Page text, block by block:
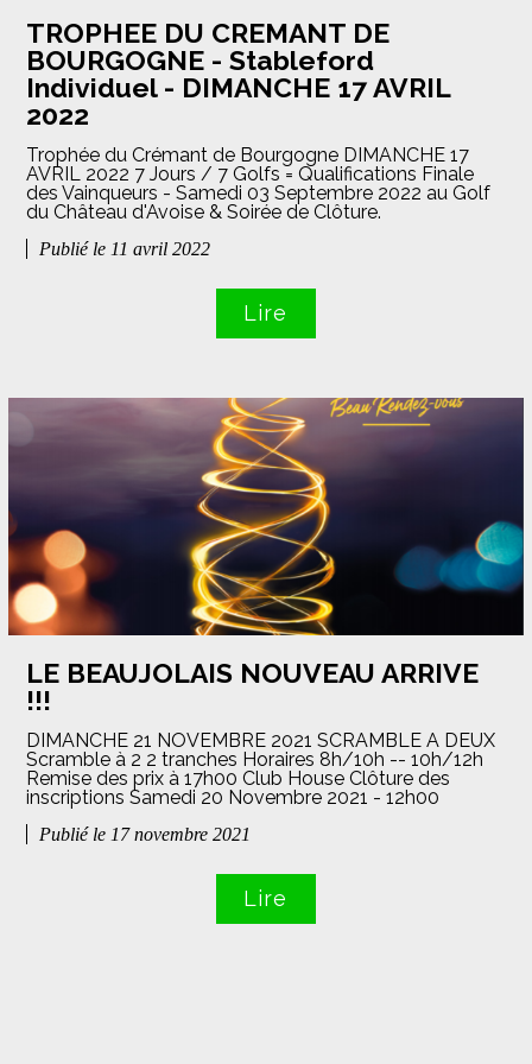
TROPHEE DU CREMANT DE
BOURGOGNE - Stableford
Individuel - DIMANCHE 17 AVRIL
2022
Trophée du Crémant de Bourgogne DIMANCHE 17
AVRIL 2022 7 Jours / 7 Golfs = Qualifications Finale
des Vainqueurs - Samedi 03 Septembre 2022 au Golf
du Château d'Avoise & Soirée de Clôture.
Publié le 11 avril 2022
Lire
LE BEAUJOLAIS NOUVEAU ARRIVE
!!!
DIMANCHE 21 NOVEMBRE 2021 SCRAMBLE A DEUX
Scramble à 2 2 tranches Horaires 8h/10h -- 10h/12h
Remise des prix à 17h00 Club House Clôture des
inscriptions Samedi 20 Novembre 2021 - 12h00
Publié le 17 novembre 2021
Lire